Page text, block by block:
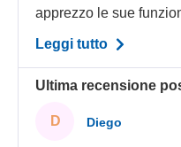
apprezzo le sue
Leggi tutto
Ultima recensione
D Diego